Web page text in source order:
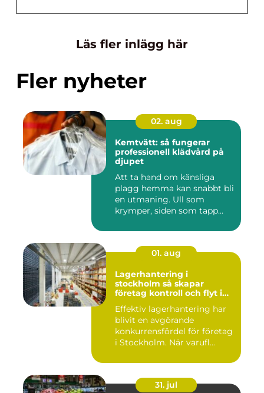
Läs fler inlägg här
Fler nyheter
02. aug
Kemtvätt: så fungerar
professionell klädvård på
djupet
Att ta hand om känsliga
plagg hemma kan snabbt bli
en utmaning. Ull som
krymper, siden som tapp...
01. aug
Lagerhantering i
stockholm så skapar
företag kontroll och flyt i
Effektiv lagerhantering har
blivit en avgörande
konkurrensfördel för företag
i Stockholm. När varufl...
31. jul